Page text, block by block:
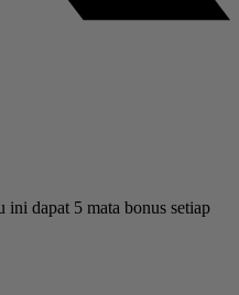
dapat 5 mata bonus setiap